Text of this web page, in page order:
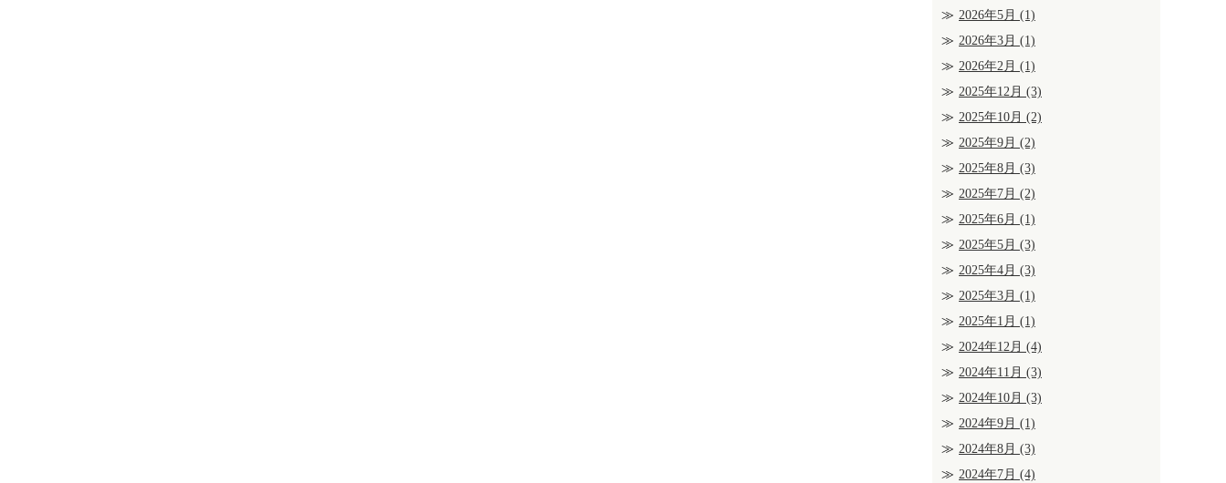
2026年5月 (1)
2026年3月 (1)
2026年2月 (1)
2025年12月 (3)
2025年10月 (2)
2025年9月 (2)
2025年8月 (3)
2025年7月 (2)
2025年6月 (1)
2025年5月 (3)
2025年4月 (3)
2025年3月 (1)
2025年1月 (1)
2024年12月 (4)
2024年11月 (3)
2024年10月 (3)
2024年9月 (1)
2024年8月 (3)
2024年7月 (4)